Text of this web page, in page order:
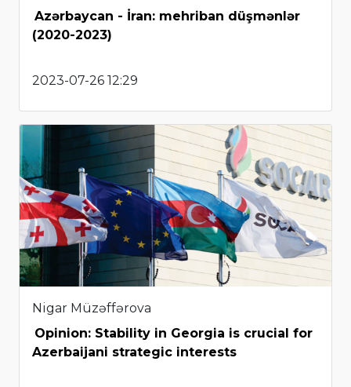
Azərbaycan - İran: mehriban düşmənlər
(2020-2023)
2023-07-26 12:29
Nigar Müzəffərova
Opinion: Stability in Georgia is crucial for
Azerbaijani strategic interests